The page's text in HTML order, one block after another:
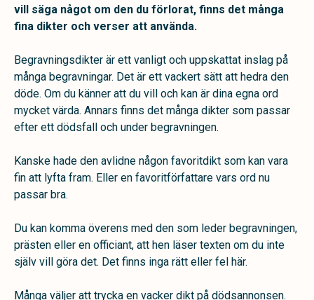
vill säga något om den du förlorat, finns det många
fina dikter och verser att använda.
Begravningsdikter är ett vanligt och uppskattat inslag på
många begravningar. Det är ett vackert sätt att hedra den
döde. Om du känner att du vill och kan är dina egna ord
mycket värda. Annars finns det många dikter som passar
efter ett dödsfall och under begravningen.
Kanske hade den avlidne någon favoritdikt som kan vara
fin att lyfta fram. Eller en favoritförfattare vars ord nu
passar bra.
Du kan komma överens med den som leder begravningen,
prästen eller en officiant, att hen läser texten om du inte
själv vill göra det. Det finns inga rätt eller fel här.
Många väljer att trycka en vacker dikt på dödsannonsen.